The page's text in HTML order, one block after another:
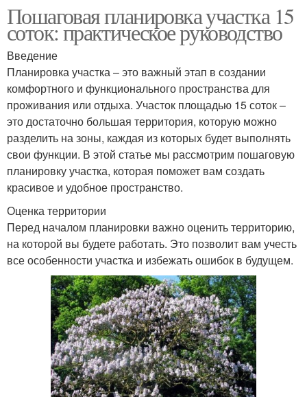
Пошаговая планировка участка 15
соток: практическое руководство
Введение
Планировка участка – это важный этап в создании
комфортного и функционального пространства для
проживания или отдыха. Участок площадью 15 соток –
это достаточно большая территория, которую можно
разделить на зоны, каждая из которых будет выполнять
свои функции. В этой статье мы рассмотрим пошаговую
планировку участка, которая поможет вам создать
красивое и удобное пространство.
Оценка территории
Перед началом планировки важно оценить территорию,
на которой вы будете работать. Это позволит вам учесть
все особенности участка и избежать ошибок в будущем.